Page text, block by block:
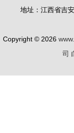
比成績略遜
號
地址：江西省吉
Copyright © 2026
司